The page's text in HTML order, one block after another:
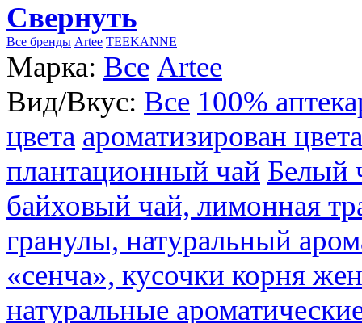
Свернуть
Все бренды Artee TEEKANNE
Марка: Все Artee
Вид/Вкус: Все 100%
цвета ароматизирован
плантационный чай Белый
байховый чай, лимонная
гранулы, натуральный
«сенча», кусочки корня
натуральные